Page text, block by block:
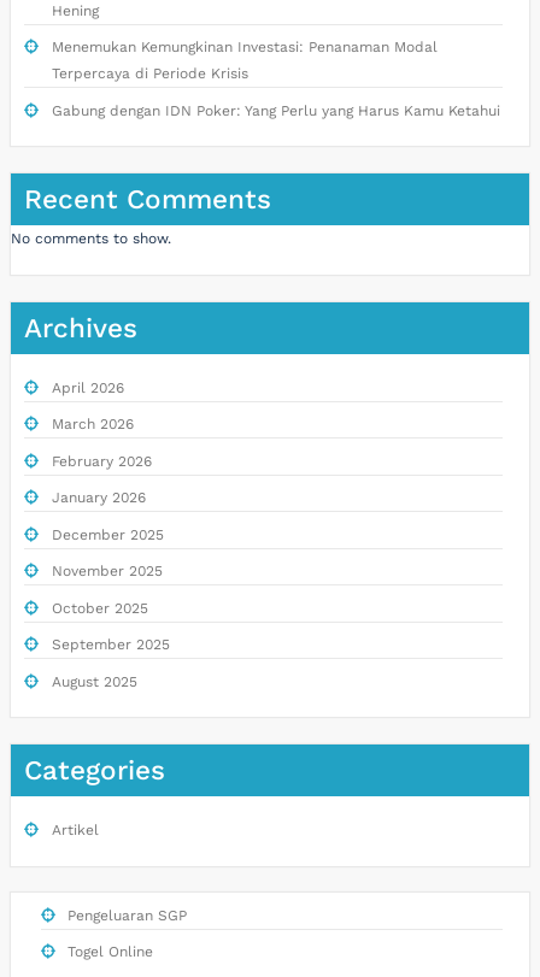
Hening
Menemukan Kemungkinan Investasi: Penanaman Modal
Terpercaya di Periode Krisis
Gabung dengan IDN Poker: Yang Perlu yang Harus Kamu Ketahui
Recent Comments
No comments to show.
Archives
April 2026
March 2026
February 2026
January 2026
December 2025
November 2025
October 2025
September 2025
August 2025
Categories
Artikel
Pengeluaran SGP
Togel Online